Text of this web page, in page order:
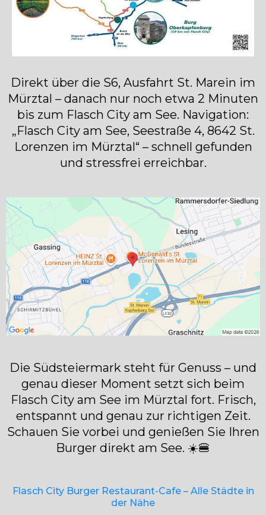
Direkt über die S6, Ausfahrt St. Marein im
Mürztal – danach nur noch etwa 2 Minuten
bis zum Flasch City am See. Navigation:
„Flasch City am See, Seestraße 4, 8642 St.
Lorenzen im Mürztal“ – schnell gefunden
und stressfrei erreichbar.
Die Südsteiermark steht für Genuss – und
genau dieser Moment setzt sich beim
Flasch City am See im Mürztal fort. Frisch,
entspannt und genau zur richtigen Zeit.
Schauen Sie vorbei und genießen Sie Ihren
Burger direkt am See. ☀️🍔
Flasch City Burger Restaurant-Cafe – Alle Städte in
der Nähe